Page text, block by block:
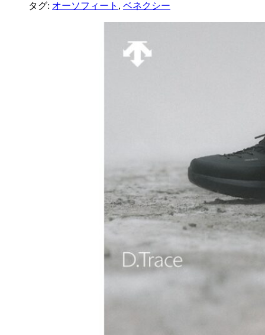
タグ: オーソフィート , ベネクシー